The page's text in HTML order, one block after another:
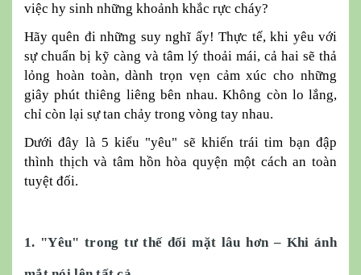
việc hy sinh những khoảnh khắc rực cháy?
Hãy quên đi những suy nghĩ ấy! Thực tế, khi yêu với
sự chuẩn bị kỹ càng và tâm lý thoải mái, cả hai sẽ thả
lỏng hoàn toàn, dành trọn vẹn cảm xúc cho những
giây phút thiêng liêng bên nhau. Không còn lo lắng,
chỉ còn lại sự tan chảy trong vòng tay nhau.
Dưới đây là 5 kiểu "yêu" sẽ khiến trái tim bạn đập
thình thịch và tâm hồn hòa quyện một cách an toàn
tuyệt đối.
1. "Yêu" trong tư thế đối mặt lâu hơn – Khi ánh